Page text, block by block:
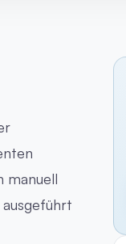
manuell